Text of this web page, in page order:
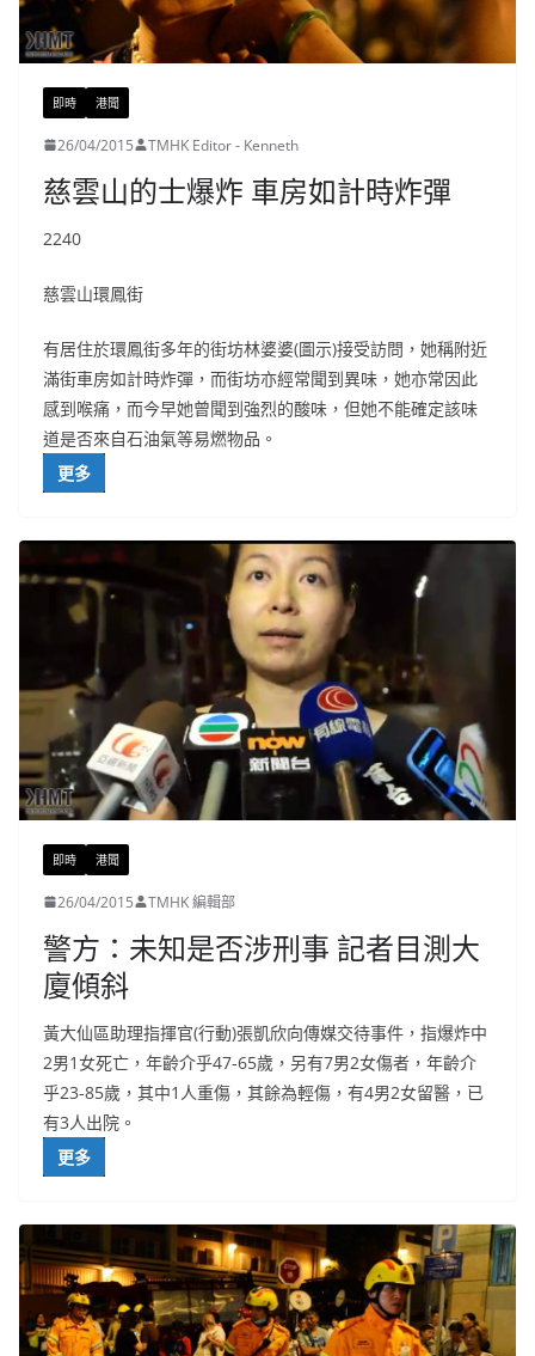
即時 港聞
26/04/2015 TMHK Editor - Kenneth
慈雲山的士爆炸 車房如計時炸彈
2240
慈雲山環鳳街
有居住於環鳳街多年的街坊林婆婆(圖示)接受訪問，她稱附近
滿街車房如計時炸彈，而街坊亦經常聞到異味，她亦常因此
感到喉痛，而今早她曾聞到強烈的酸味，但她不能確定該味
道是否來自石油氣等易燃物品。
更多
即時 港聞
26/04/2015 TMHK 編輯部
警方：未知是否涉刑事 記者目測大
廈傾斜
黃大仙區助理指揮官(行動)張凱欣向傳媒交待事件，指爆炸中
2男1女死亡，年齡介乎47-65歲，另有7男2女傷者，年齡介
乎23-85歲，其中1人重傷，其餘為輕傷，有4男2女留醫，已
有3人出院。
更多